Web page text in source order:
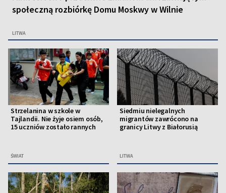
społeczną rozbiórkę Domu Moskwy w Wilnie
LITWA
Strzelanina w szkole w
Tajlandii. Nie żyje osiem osób,
15 uczniów zostało rannych
ŚWIAT
Siedmiu nielegalnych
migrantów zawrócono na
granicy Litwy z Białorusią
LITWA